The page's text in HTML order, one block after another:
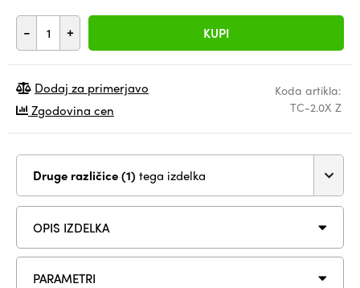
- + KUPI
Koda artikla:
TC-2.0X Z
Dodaj za primerjavo
Zgodovina cen
Druge različice (1) tega izdelka
OPIS IZDELKA
PARAMETRI